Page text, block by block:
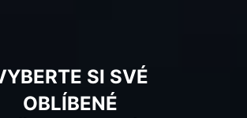
SI SVÉ
OBLÍBENÉ